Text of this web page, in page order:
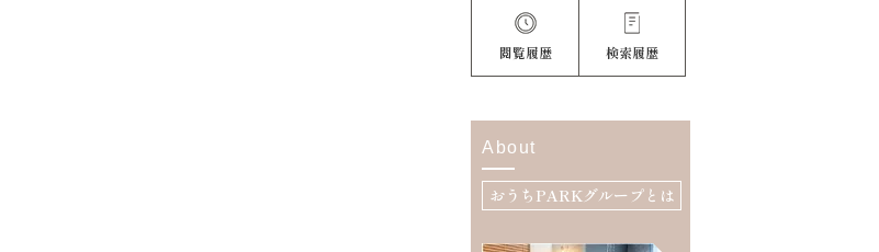
閲覧履歴 検索履歴
About
おうちPARKグループとは